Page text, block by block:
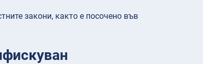
закони, както е посочено във